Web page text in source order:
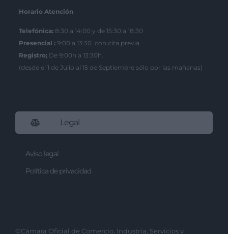
Horario Atención
Telefónica: 8:30 a 14:00 y de 15:30 a 18:30
Presencial : 9:00 a 13:30 con cita previa.
Registro; De 9:00h a 13:30h.
(desde el 1 de Julio al 15 de Septiembre sólo por las mañanas)
Legal
Aviso legal
Política de privacidad
©Cámara Oficial de Comercio, Industria, Servicios y